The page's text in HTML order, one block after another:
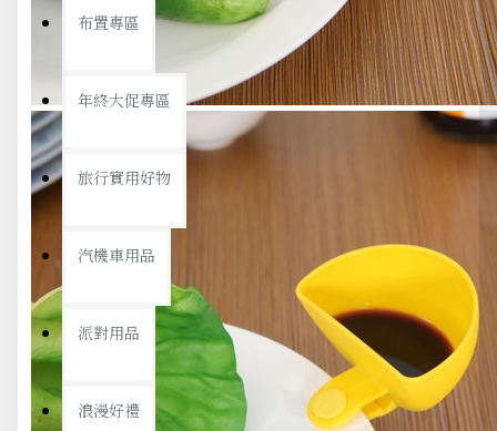
布置專區
年終大促專區
旅行實用好物
汽機車用品
派對用品
浪漫好禮